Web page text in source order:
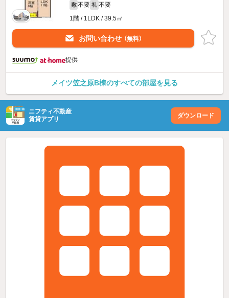
敷 不要 礼 不要
1階 / 1LDK / 39.5㎡
お問い合わせ （無料）
提供
メイツ笠之原B棟のすべての部屋を見る
ニフティ不動産
賃貸アプリ
ダウンロード